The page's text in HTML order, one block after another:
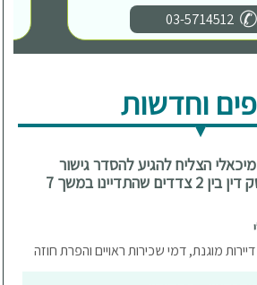
03-5714512
וחדשות
הצליח להגיע להסדר גישור
שקיבל תוקף של פסק דין בין 2 צדדים שהתדיינו במשך 7
מוגנת, דמי שכירות ראויים והפרת חוזה